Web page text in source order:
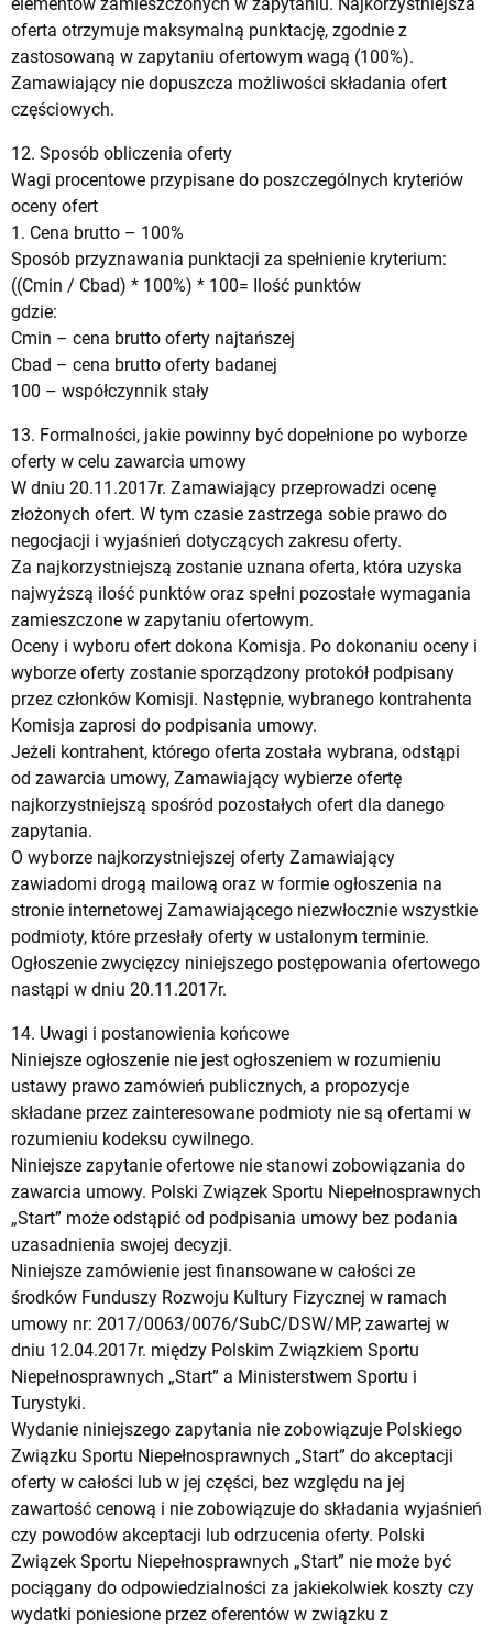
oferta otrzymuje maksymalną punktację, zgodnie z
zastosowaną w zapytaniu ofertowym wagą (100%).
Zamawiający nie dopuszcza możliwości składania ofert
częściowych.
12. Sposób obliczenia oferty
Wagi procentowe przypisane do poszczególnych kryteriów
oceny ofert
1. Cena brutto – 100%
Sposób przyznawania punktacji za spełnienie kryterium:
((Cmin / Cbad) * 100%) * 100= Ilość punktów
gdzie:
Cmin – cena brutto oferty najtańszej
Cbad – cena brutto oferty badanej
100 – współczynnik stały
13. Formalności, jakie powinny być dopełnione po wyborze
oferty w celu zawarcia umowy
W dniu 20.11.2017r. Zamawiający przeprowadzi ocenę
złożonych ofert. W tym czasie zastrzega sobie prawo do
negocjacji i wyjaśnień dotyczących zakresu oferty.
Za najkorzystniejszą zostanie uznana oferta, która uzyska
najwyższą ilość punktów oraz spełni pozostałe wymagania
zamieszczone w zapytaniu ofertowym.
Oceny i wyboru ofert dokona Komisja. Po dokonaniu oceny i
wyborze oferty zostanie sporządzony protokół podpisany
przez członków Komisji. Następnie, wybranego kontrahenta
Komisja zaprosi do podpisania umowy.
Jeżeli kontrahent, którego oferta została wybrana, odstąpi
od zawarcia umowy, Zamawiający wybierze ofertę
najkorzystniejszą spośród pozostałych ofert dla danego
zapytania.
O wyborze najkorzystniejszej oferty Zamawiający
zawiadomi drogą mailową oraz w formie ogłoszenia na
stronie internetowej Zamawiającego niezwłocznie wszystkie
podmioty, które przesłały oferty w ustalonym terminie.
Ogłoszenie zwycięzcy niniejszego postępowania ofertowego
nastąpi w dniu 20.11.2017r.
14. Uwagi i postanowienia końcowe
Niniejsze ogłoszenie nie jest ogłoszeniem w rozumieniu
ustawy prawo zamówień publicznych, a propozycje
składane przez zainteresowane podmioty nie są ofertami w
rozumieniu kodeksu cywilnego.
Niniejsze zapytanie ofertowe nie stanowi zobowiązania do
zawarcia umowy. Polski Związek Sportu Niepełnosprawnych
„Start” może odstąpić od podpisania umowy bez podania
uzasadnienia swojej decyzji.
Niniejsze zamówienie jest finansowane w całości ze
środków Funduszy Rozwoju Kultury Fizycznej w ramach
umowy nr: 2017/0063/0076/SubC/DSW/MP, zawartej w
dniu 12.04.2017r. między Polskim Związkiem Sportu
Niepełnosprawnych „Start” a Ministerstwem Sportu i
Turystyki.
Wydanie niniejszego zapytania nie zobowiązuje Polskiego
Związku Sportu Niepełnosprawnych „Start” do akceptacji
oferty w całości lub w jej części, bez względu na jej
zawartość cenową i nie zobowiązuje do składania wyjaśnień
czy powodów akceptacji lub odrzucenia oferty. Polski
Związek Sportu Niepełnosprawnych „Start” nie może być
pociągany do odpowiedzialności za jakiekolwiek koszty czy
wydatki poniesione przez oferentów w związku z